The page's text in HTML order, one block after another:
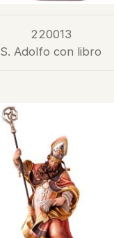
220013
S. Adolfo con libro